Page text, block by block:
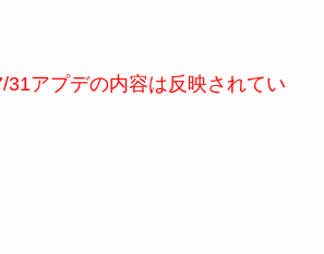
31アプデの内容は反映されてい